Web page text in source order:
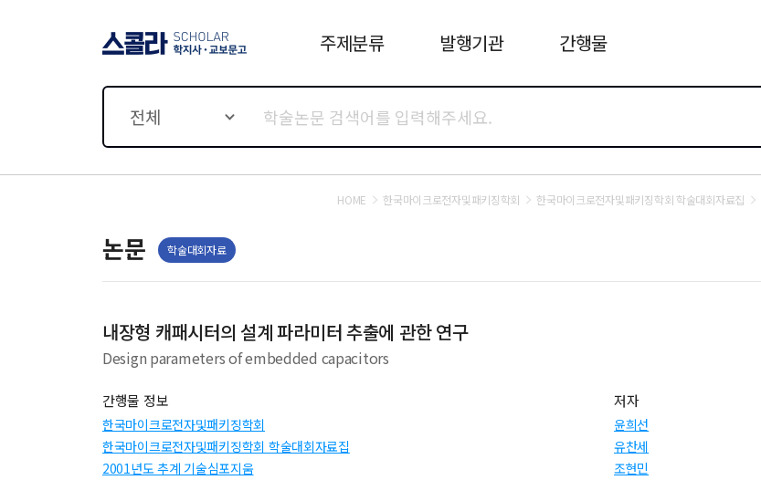
주제분류 발행기관 간행물
전체
HOME 한국마이크로전자및패키징학회 한국마이크로전자및패키징학회 학술대회자료집
논문 학술대회자료
내장형 캐패시터의 설계 파라미터 추출에 관한 연구
Design parameters of embedded capacitors
간행물 정보
한국마이크로전자및패키징학회
한국마이크로전자및패키징학회 학술대회자료집
2001년도 추계 기술심포지움
저자
윤희선
유찬세
조현민